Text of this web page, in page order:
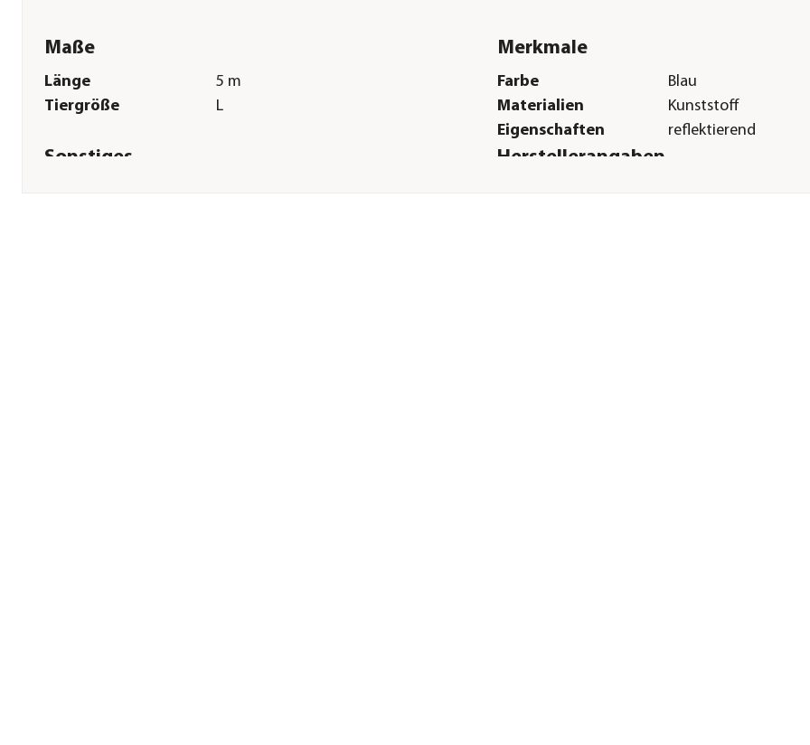
Maße
Länge
5 m
Tiergröße
L
Merkmale
Farbe
Blau
Materialien
Kunststoff
Eigenschaften
reflektierend
Sonstiges Herstellerangaben